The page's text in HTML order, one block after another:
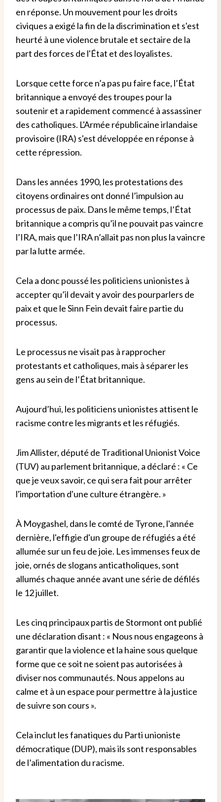
en réponse. Un mouvement pour les droits
civiques a exigé la fin de la discrimination et s'est
heurté à une violence brutale et sectaire de la
part des forces de l'État et des loyalistes.
Lorsque cette force n’a pas pu faire face, l’État
britannique a envoyé des troupes pour la
soutenir et a rapidement commencé à assassiner
des catholiques. L'Armée républicaine irlandaise
provisoire (IRA) s'est développée en réponse à
cette répression.
Dans les années 1990, les protestations des
citoyens ordinaires ont donné l’impulsion au
processus de paix. Dans le même temps, l’État
britannique a compris qu’il ne pouvait pas vaincre
l’IRA, mais que l’IRA n’allait pas non plus la vaincre
par la lutte armée.
Cela a donc poussé les politiciens unionistes à
accepter qu’il devait y avoir des pourparlers de
paix et que le Sinn Fein devait faire partie du
processus.
Le processus ne visait pas à rapprocher
protestants et catholiques, mais à séparer les
gens au sein de l’État britannique.
Aujourd’hui, les politiciens unionistes attisent le
racisme contre les migrants et les réfugiés.
Jim Allister, député de Traditional Unionist Voice
(TUV) au parlement britannique, a déclaré : « Ce
que je veux savoir, ce qui sera fait pour arrêter
l'importation d'une culture étrangère. »
À Moygashel, dans le comté de Tyrone, l'année
dernière, l'effigie d'un groupe de réfugiés a été
allumée sur un feu de joie. Les immenses feux de
joie, ornés de slogans anticatholiques, sont
allumés chaque année avant une série de défilés
le 12 juillet.
Les cinq principaux partis de Stormont ont publié
une déclaration disant : « Nous nous engageons à
garantir que la violence et la haine sous quelque
forme que ce soit ne soient pas autorisées à
diviser nos communautés. Nous appelons au
calme et à un espace pour permettre à la justice
de suivre son cours ».
Cela inclut les fanatiques du Parti unioniste
démocratique (DUP), mais ils sont responsables
de l’alimentation du racisme.